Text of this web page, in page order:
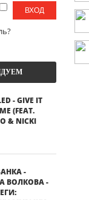
- GIVE IT
(FEAT.
& NICKI
-
ВОЛКОВА -